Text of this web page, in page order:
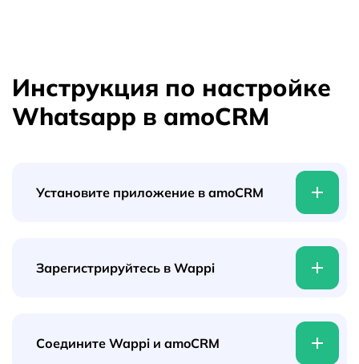
Инструкция по настройке
Whatsapp в amoCRM
Установите приложение в amoCRM
Шаг 1
Зарегистрируйтесь в Wappi
Шаг 1
Соедините Wappi и amoCRM